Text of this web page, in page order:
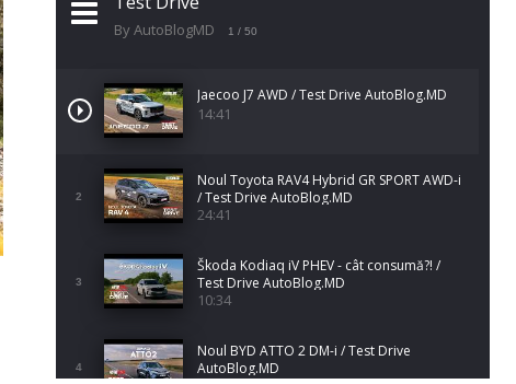
By AutoBlogMD 1 / 50
Jaecoo J7 AWD / Test Drive AutoBlog.MD
14:41
2
Noul Toyota RAV4 Hybrid GR SPORT AWD-i
/ Test Drive AutoBlog.MD
24:41
3
Škoda Kodiaq iV PHEV - cât consumă?! /
Test Drive AutoBlog.MD
10:34
4
Noul BYD ATTO 2 DM-i / Test Drive
AutoBlog.MD